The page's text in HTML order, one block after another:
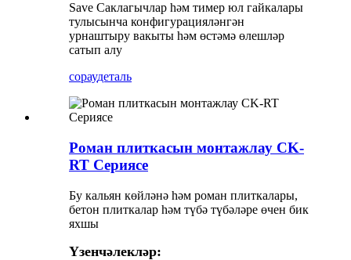
Save Саклагычлар һәм тимер юл гайкалары
тулысынча конфигурацияләнгән
урнаштыру вакыты һәм өстәмә өлешләр
сатып алу
сораудеталь
Роман плиткасын монтажлау CK-
RT Сериясе
Бу кальян көйләнә һәм роман плиткалары,
бетон плиткалар һәм түбә түбәләре өчен бик
яхшы
Үзенчәлекләр: